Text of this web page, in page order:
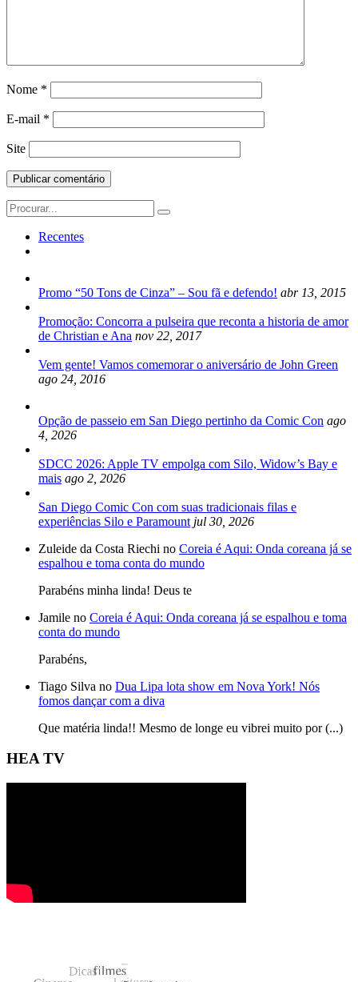
Nome *
E-mail *
Site
Search
for:
Recentes
Promo “50 Tons de Cinza” – Sou fã e defendo! abr 13, 2015
Promoção: Concorra a pulseira que reconta a historia de amor
de Christian e Ana nov 22, 2017
Vem gente! Vamos comemorar o aniversário de John Green
ago 24, 2016
Opção de passeio em San Diego pertinho da Comic Con ago
4, 2026
SDCC 2026: Apple TV empolga com Silo, Widow’s Bay e
mais ago 2, 2026
San Diego Comic Con com suas tradicionais filas e
experiências Silo e Paramount jul 30, 2026
Zuleide da Costa Riechi no Coreia é Aqui: Onda coreana já se
espalhou e toma conta do mundo
Parabéns minha linda! Deus te
Jamile no Coreia é Aqui: Onda coreana já se espalhou e toma
conta do mundo
Parabéns,
Tiago Silva no Dua Lipa lota show em Nova York! Nós
fomos dançar com a diva
Que matéria linda!! Mesmo de longe eu vibrei muito por (...)
HEA TV